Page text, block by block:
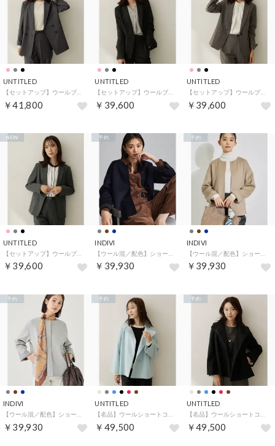
UNTITLED
￥41,800
UNTITLED
￥39,600
UNTITLED
【セットアップ】ウールブレンドテーラードジャケット （ピンクベージュ(053)）
￥39,600
UNTITLED
￥39,600
NEW
INDIVI
￥39,930
予約
INDIVI
￥39,930
予約
INDIVI
【ウール混／配色】ショート丈リバー丸首コート （グレー(512)）
￥39,930
予約
UNTITLED
【名品】ウールショートコート （サックスブルー(090)）
￥49,500
予約
UNTITLED
【名品】ウールショートコート （ブラック(019)）
￥49,500
予約